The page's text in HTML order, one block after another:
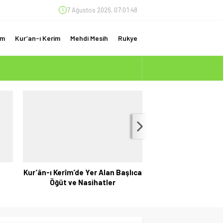
7 Ağustos 2026, 07:01:49
Kur’an-ı Kerim Mehdi Mesih Rukye
ÖNEMLİ)
Kur’ân’ın Gizli Anahtarları: Huruf-
u Mukatta, Yediler ve İlahi Şifreler